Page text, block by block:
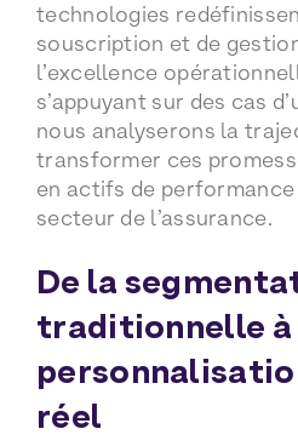
technologies
souscription et de
l’excellence
s’appuyant sur des cas
nous analyserons la
transformer ces
en actifs de
secteur de l’assurance.
De la
traditionnelle à
réel